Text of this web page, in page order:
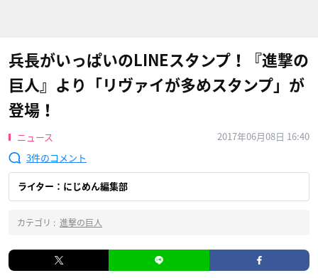
兵長がいっぱいのLINEスタンプ！『進撃の
巨人』より「リヴァイが多めスタンプ」が
登場！
ニュース
2017年06月08日 16:40
3
ライター：にじめん編集部
カテゴリ : 進撃の巨人